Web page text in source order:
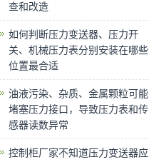
查和改造
如何判断压力变送器、压力开
关、机械压力表分别安装在哪些
位置最合适
油液污染、杂质、金属颗粒可能
堵塞压力接口，导致压力表和传
感器读数异常
控制柜厂家不知道压力变送器应